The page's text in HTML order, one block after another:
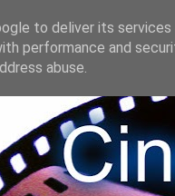
to deliver its
performance and
abuse.